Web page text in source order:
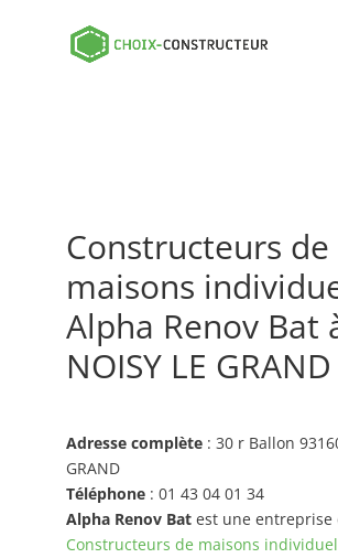
Constructeurs de
maisons
Alpha Renov Bat
NOISY LE GRAND
Adresse complète: 30 r Ballon
GRAND
Téléphone: 01 43 04 01 34
Alpha Renov Batest une entreprise
Constructeurs de maisons